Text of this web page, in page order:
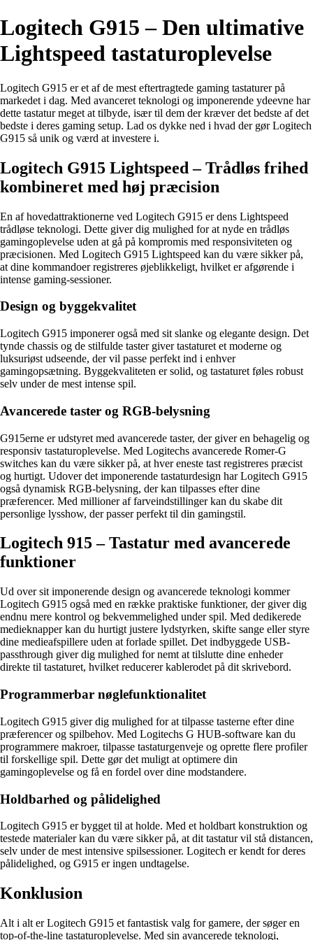
Logitech G915 – Den ultimative
Lightspeed tastaturoplevelse
Logitech G915 er et af de mest eftertragtede gaming tastaturer på
markedet i dag. Med avanceret teknologi og imponerende ydeevne har
dette tastatur meget at tilbyde, især til dem der kræver det bedste af det
bedste i deres gaming setup. Lad os dykke ned i hvad der gør Logitech
G915 så unik og værd at investere i.
Logitech G915 Lightspeed – Trådløs frihed
kombineret med høj præcision
En af hovedattraktionerne ved Logitech G915 er dens Lightspeed
trådløse teknologi. Dette giver dig mulighed for at nyde en trådløs
gamingoplevelse uden at gå på kompromis med responsiviteten og
præcisionen. Med Logitech G915 Lightspeed kan du være sikker på,
at dine kommandoer registreres øjeblikkeligt, hvilket er afgørende i
intense gaming-sessioner.
Design og byggekvalitet
Logitech G915 imponerer også med sit slanke og elegante design. Det
tynde chassis og de stilfulde taster giver tastaturet et moderne og
luksuriøst udseende, der vil passe perfekt ind i enhver
gamingopsætning. Byggekvaliteten er solid, og tastaturet føles robust
selv under de mest intense spil.
Avancerede taster og RGB-belysning
G915erne er udstyret med avancerede taster, der giver en behagelig og
responsiv tastaturoplevelse. Med Logitechs avancerede Romer-G
switches kan du være sikker på, at hver eneste tast registreres præcist
og hurtigt. Udover det imponerende tastaturdesign har Logitech G915
også dynamisk RGB-belysning, der kan tilpasses efter dine
præferencer. Med millioner af farveindstillinger kan du skabe dit
personlige lysshow, der passer perfekt til din gamingstil.
Logitech 915 – Tastatur med avancerede
funktioner
Ud over sit imponerende design og avancerede teknologi kommer
Logitech G915 også med en række praktiske funktioner, der giver dig
endnu mere kontrol og bekvemmelighed under spil. Med dedikerede
medieknapper kan du hurtigt justere lydstyrken, skifte sange eller styre
dine medieafspillere uden at forlade spillet. Det indbyggede USB-
passthrough giver dig mulighed for nemt at tilslutte dine enheder
direkte til tastaturet, hvilket reducerer kablerodet på dit skrivebord.
Programmerbar nøglefunktionalitet
Logitech G915 giver dig mulighed for at tilpasse tasterne efter dine
præferencer og spilbehov. Med Logitechs G HUB-software kan du
programmere makroer, tilpasse tastaturgenveje og oprette flere profiler
til forskellige spil. Dette gør det muligt at optimere din
gamingoplevelse og få en fordel over dine modstandere.
Holdbarhed og pålidelighed
Logitech G915 er bygget til at holde. Med et holdbart konstruktion og
testede materialer kan du være sikker på, at dit tastatur vil stå distancen,
selv under de mest intensive spilsessioner. Logitech er kendt for deres
pålidelighed, og G915 er ingen undtagelse.
Konklusion
Alt i alt er Logitech G915 et fantastisk valg for gamere, der søger en
top-of-the-line tastaturoplevelse. Med sin avancerede teknologi,